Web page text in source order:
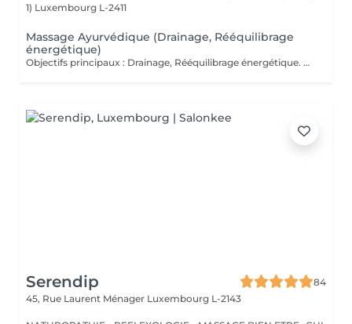
1) Luxembourg L-2411
Massage Ayurvédique (Drainage, Rééquilibrage
énergétique)
Objectifs principaux : Drainage, Rééquilibrage énergétique. Massage du corps entier inspiré des traditions indiennes ancestrales, où les manuvres sont à la fois enveloppantes, profondes et rythmées, alternant pressions, lissages et mouvements circulaires. Chaque geste suit une chorégraphie précise visant à stimuler les points énergétiques et à accompagner le corps dans un mouvement naturel de rééquilibrage. Ce rituel harmonieux soutient la circulation sanguine et lymphatique, favorise le drainage naturel de l'organisme et aide à éliminer les toxines accumulées. Par son rythme fluide et structuré, il dynamise les tissus, relance l'énergie vitale (prana) et contribue à délier les zones de stagnation. Le corps retrouve légèreté et vitalité, tandis qu'une sensation d'ancrage et d'harmonie intérieure s'installe durablement. Fréquence recommandée : Ponctuellement, ou toutes les 2 à 3 semaines dans le cadre d'un entretien régulier.
Serendip
84
45, Rue Laurent Ménager Luxembourg L-2143